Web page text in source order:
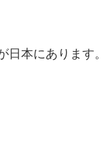
日本にあります。